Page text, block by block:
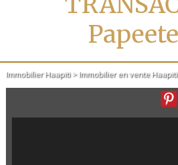
Immobilier Haapiti > Immobilier en vente Haapiti